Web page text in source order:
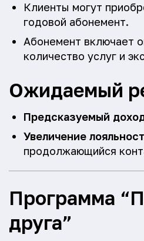
Клиенты могут
годовой абонемент.
Абонемент включает
количество услуг и
Ожидаемый
Предсказуемый
Увеличение
продолжающийся
Программа
друга”